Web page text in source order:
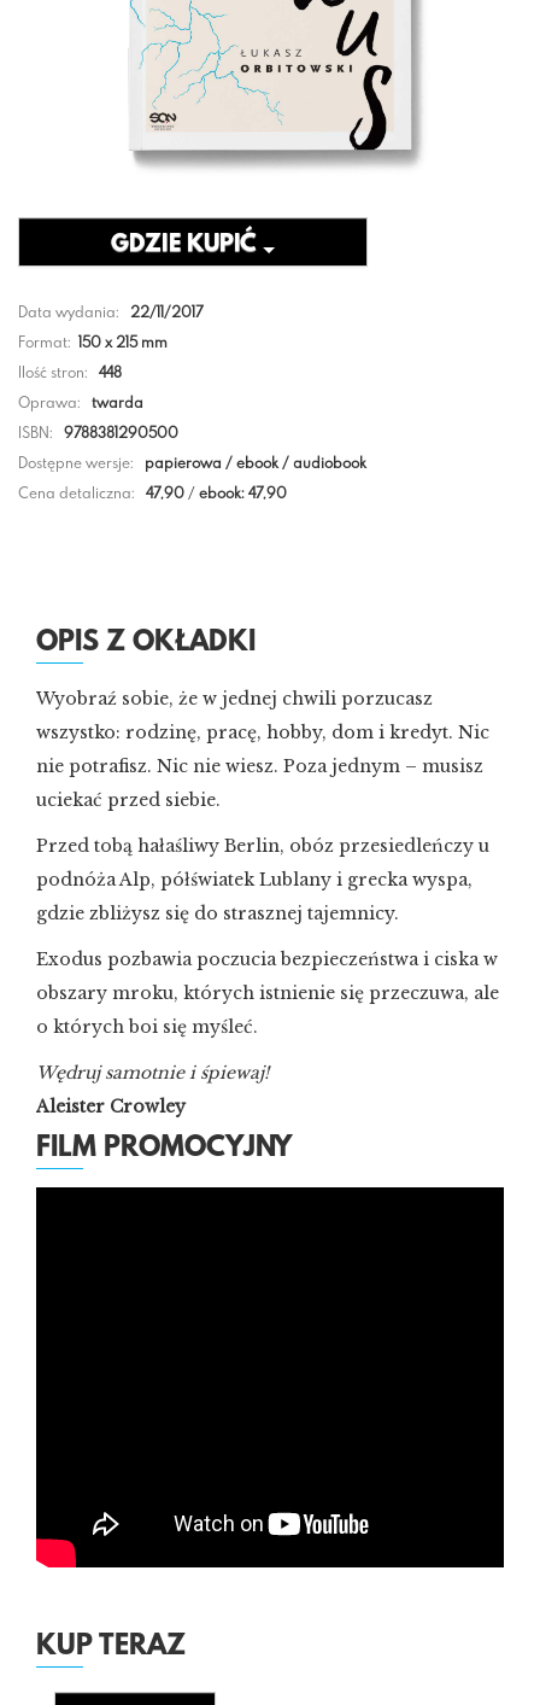
Data wydania:
22/11/2017
Format: 150 x 215 mm
Ilość stron:
448
Oprawa:
twarda
ISBN:
9788381290500
Dostępne wersje:
papierowa / ebook / audiobook
Cena detaliczna:
47,90/ebook: 47,90
GDZIE KUPIĆ
OPIS Z OKŁADKI
Wyobraź sobie, że w jednej chwili porzucasz
wszystko: rodzinę, pracę, hobby, dom i kredyt. Nic
nie potrafisz. Nic nie wiesz. Poza jednym – musisz
uciekać przed siebie.
Przed tobą hałaśliwy Berlin, obóz przesiedleńczy u
podnóża Alp, półświatek Lublany i grecka wyspa,
gdzie zbliżysz się do strasznej tajemnicy.
Exodus pozbawia poczucia bezpieczeństwa i ciska w
obszary mroku, których istnienie się przeczuwa, ale
o których boi się myśleć.
Wędruj samotnie i śpiewaj!
Aleister Crowley
FILM PROMOCYJNY
KUP TERAZ